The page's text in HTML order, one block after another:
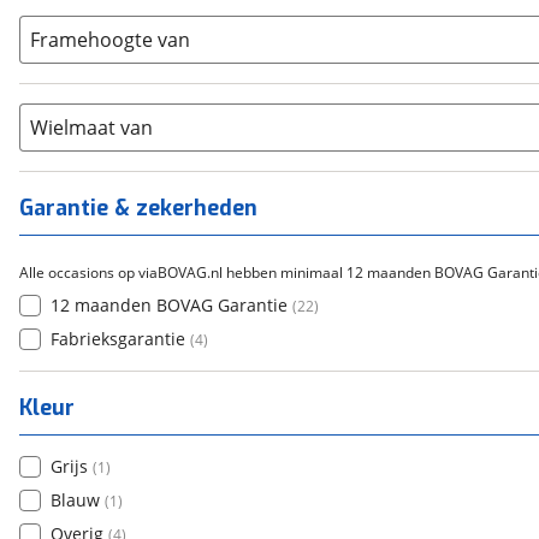
Gazelle (0)
Cortina (0)
Flyer (0)
Overig ( 0)
15-20 (0)
21+
Carbon
Chroom-molybdeen (0)
Scandium
Staal (0 )
Tica
Framehoogte van
Wielmaat van
Garantie & zekerheden
Alle occasions op viaBOVAG.nl hebben minimaal 12 maanden BOVAG
12 maanden BOVAG Garantie (22)
Fabrieksgarantie (4)
Kleur
Grijs (1)
Blauw (1)
Overig (4)